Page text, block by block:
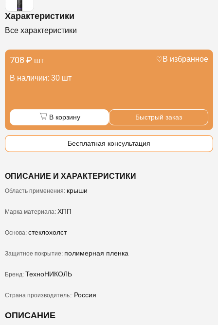
Характеристики
Все характеристики
708 ₽ шт
В наличии: 30 шт
В избранное
В корзину Быстрый заказ
Бесплатная консультация
ОПИСАНИЕ И ХАРАКТЕРИСТИКИ
Область применения: крыши
Марка материала: ΧΠΠ
Основа: стеклохолст
Защитное покрытие: полимерная пленка
Бренд: ТехноНИКОЛЬ
Страна производитель:: Россия
ОПИСАНИЕ